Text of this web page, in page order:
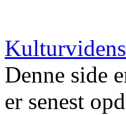
Denne side
er senest